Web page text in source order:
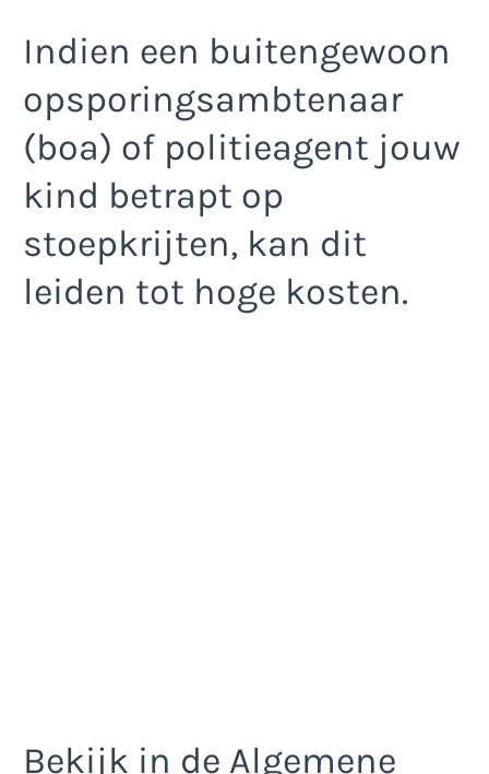
Indien een buitengewoon
opsporingsambtenaar
(boa) of politieagent jouw
kind betrapt op
stoepkrijten, kan dit
leiden tot hoge kosten.
Bekijk in de Algemene